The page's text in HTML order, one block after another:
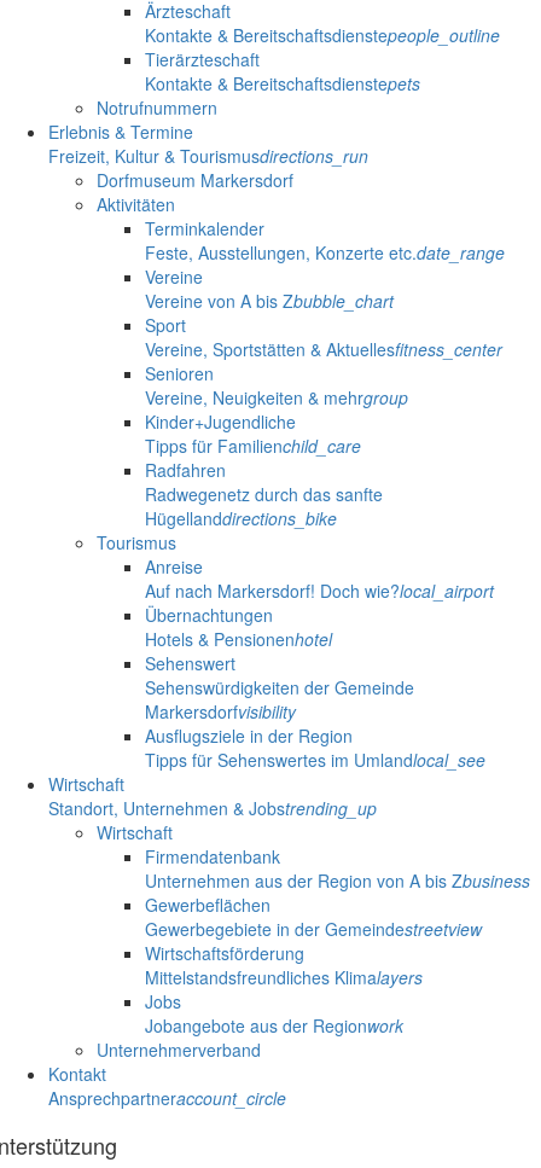
Ärzteschaft
Kontakte & Bereitschaftsdienstepeople_outline
Tierärzteschaft
Kontakte & Bereitschaftsdienstepets
Notrufnummern
Erlebnis & Termine
Freizeit, Kultur & Tourismusdirections_run
Dorfmuseum Markersdorf
Aktivitäten
Terminkalender
Feste, Ausstellungen, Konzerte etc.date_range
Vereine
Vereine von A bis Zbubble_chart
Sport
Vereine, Sportstätten & Aktuellesfitness_center
Senioren
Vereine, Neuigkeiten & mehrgroup
Kinder+Jugendliche
Tipps für Familienchild_care
Radfahren
Radwegenetz durch das sanfte
Hügellanddirections_bike
Tourismus
Anreise
Auf nach Markersdorf! Doch wie?local_airport
Übernachtungen
Hotels & Pensionenhotel
Sehenswert
Sehenswürdigkeiten der Gemeinde
Markersdorfvisibility
Ausflugsziele in der Region
Tipps für Sehenswertes im Umlandlocal_see
Wirtschaft
Standort, Unternehmen & Jobstrending_up
Wirtschaft
Firmendatenbank
Unternehmen aus der Region von A bis Zbusiness
Gewerbeflächen
Gewerbegebiete in der Gemeindestreetview
Wirtschaftsförderung
Mittelstandsfreundliches Klimalayers
Jobs
Jobangebote aus der Regionwork
Unternehmerverband
Kontakt
Ansprechpartneraccount_circle